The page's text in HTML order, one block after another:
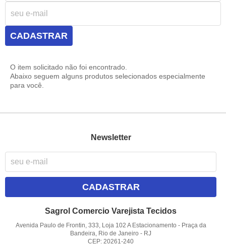
CADASTRAR
O item solicitado não foi encontrado.
Abaixo seguem alguns produtos selecionados especialmente
para você.
Newsletter
CADASTRAR
Sagrol Comercio Varejista Tecidos
Avenida Paulo de Frontin, 333, Loja 102 A Estacionamento - Praça da
Bandeira, Rio de Janeiro - RJ
CEP: 20261-240